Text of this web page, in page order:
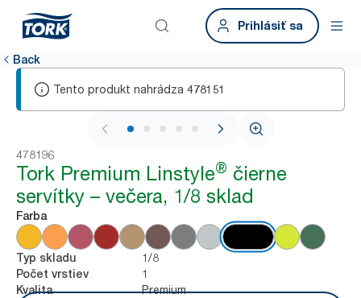
Prihlásiť sa
Back
Tento produkt nahrádza 478151
1 / 5
478196
Tork Premium Linstyle® čierne
servítky – večera, 1/8 sklad
Farba
Typ skladu 1/8
Počet vrstiev 1
Kvalita
Premium